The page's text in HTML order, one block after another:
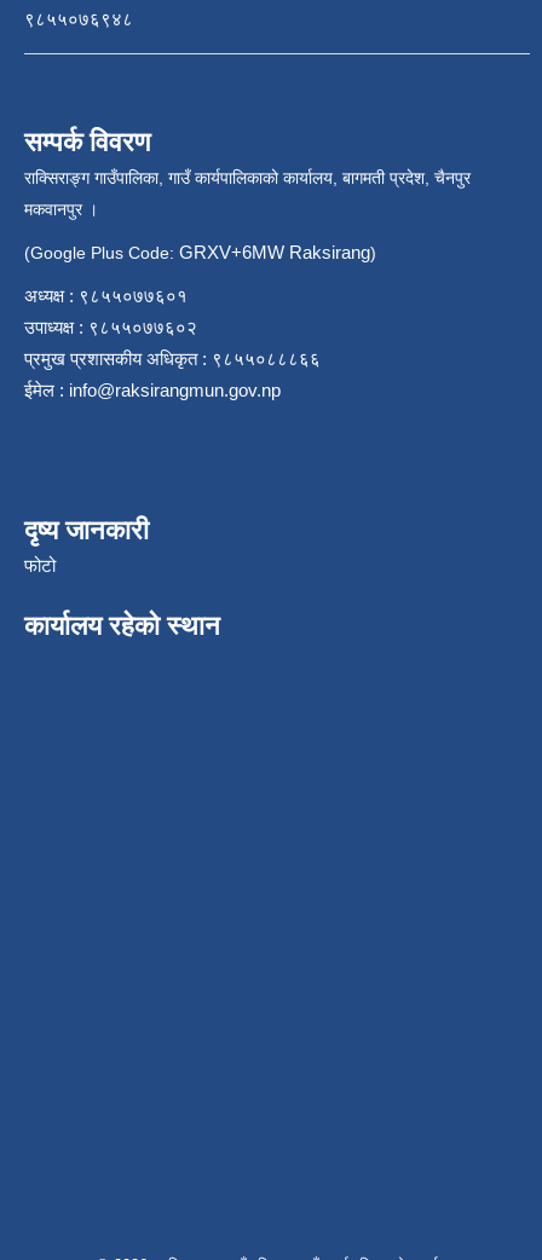
९८५५०७६९४८
सम्पर्क विवरण
राक्सिराङ्ग गाउँपालिका, गाउँ कार्यपालिकाको कार्यालय, बागमती प्रदेश, चैनपुर
मकवानपुर ।
(Google Plus Code: GRXV+6MW Raksirang)
अध्यक्ष : ९८५५०७७६०१
उपाध्यक्ष : ९८५५०७७६०२
प्रमुख प्रशासकीय अधिकृत : ९८५५०८८८६६
ईमेल : info@raksirangmun.gov.np
दृष्य जानकारी
फोटो
कार्यालय रहेको स्थान